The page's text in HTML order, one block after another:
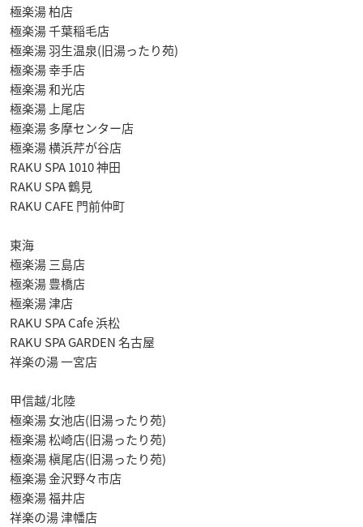
極楽湯 柏店
極楽湯 千葉稲毛店
極楽湯 羽生温泉(旧湯ったり苑)
極楽湯 幸手店
極楽湯 和光店
極楽湯 上尾店
極楽湯 多摩センター店
極楽湯 横浜芹が谷店
RAKU SPA 1010 神田
RAKU SPA 鶴見
RAKU CAFE 門前仲町
東海
極楽湯 三島店
極楽湯 豊橋店
極楽湯 津店
RAKU SPA Cafe 浜松
RAKU SPA GARDEN 名古屋
祥楽の湯 一宮店
甲信越/北陸
極楽湯 女池店(旧湯ったり苑)
極楽湯 松崎店(旧湯ったり苑)
極楽湯 槇尾店(旧湯ったり苑)
極楽湯 金沢野々市店
極楽湯 福井店
祥楽の湯 津幡店